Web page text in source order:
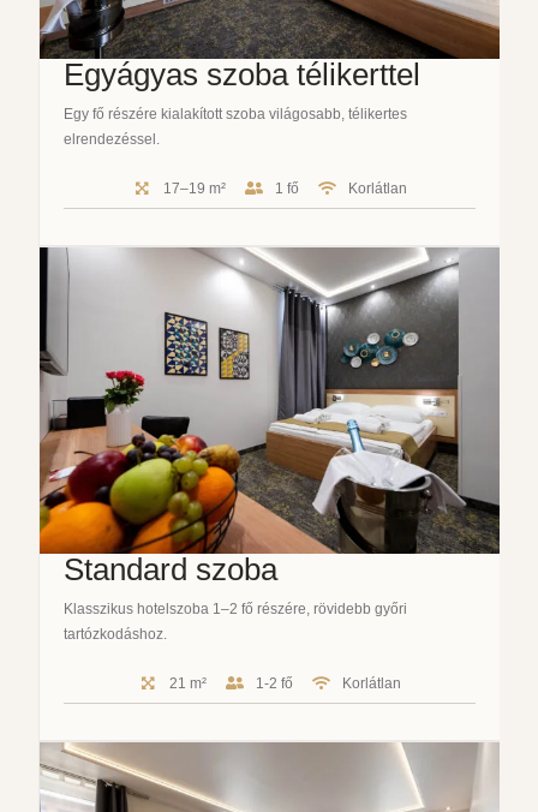
Egyágyas szoba télikerttel
Egy fő részére kialakított szoba világosabb, télikertes
elrendezéssel.
17–19 m² 1 fő Korlátlan
Standard szoba
Klasszikus hotelszoba 1–2 fő részére, rövidebb győri
tartózkodáshoz.
21 m² 1-2 fő Korlátlan